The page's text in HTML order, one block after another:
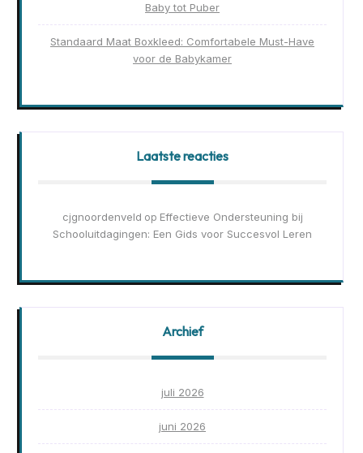
Baby tot Puber
Standaard Maat Boxkleed: Comfortabele Must-Have
voor de Babykamer
Laatste reacties
cjgnoordenveld op Effectieve Ondersteuning bij
Schooluitdagingen: Een Gids voor Succesvol Leren
Archief
juli 2026
juni 2026